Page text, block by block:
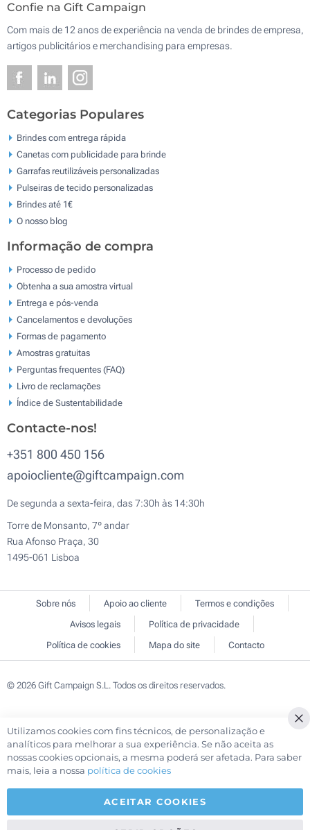
Confie na Gift Campaign
Com mais de 12 anos de experiência na venda de brindes de empresa,
artigos publicitários e merchandising para empresas.
Categorias Populares
Brindes com entrega rápida
Canetas com publicidade para brinde
Garrafas reutilizáveis personalizadas
Pulseiras de tecido personalizadas
Brindes até 1€
O nosso blog
Informação de compra
Processo de pedido
Obtenha a sua amostra virtual
Entrega e pós-venda
Cancelamentos e devoluções
Formas de pagamento
Amostras gratuitas
Perguntas frequentes (FAQ)
Livro de reclamaçōes
Índice de Sustentabilidade
Contacte-nos!
+351 800 450 156
apoiocliente@giftcampaign.com
De segunda a sexta-feira, das 7:30h às 14:30h
Torre de Monsanto, 7º andar
Rua Afonso Praça, 30
1495-061 Lisboa
Sobre nós Apoio ao cliente
Termos e condições
Avisos legais
Política de privacidade
Política de cookies
Mapa do site Contacto
© 2026 Gift Campaign S.L. Todos os direitos reservados.
Utilizamos cookies com fins técnicos, de personalização e
analíticos para melhorar a sua experiência. Se não aceita as
nossas cookies opcionais, a mesma poderá ser afetada. Para saber
mais, leia a nossa política de cookies
ACEITAR COOKIES